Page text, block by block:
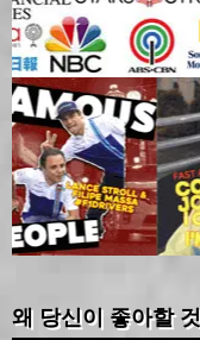
왜 당신이 좋아할